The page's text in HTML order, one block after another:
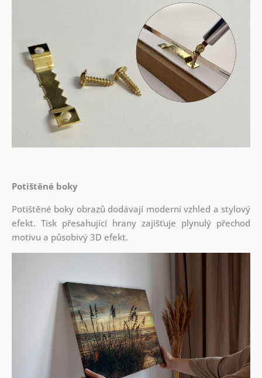
Potištěné boky
Potištěné boky obrazů dodávají moderní vzhled a stylový
efekt. Tisk přesahující hrany zajišťuje plynulý přechod
motivu a působivý 3D efekt.